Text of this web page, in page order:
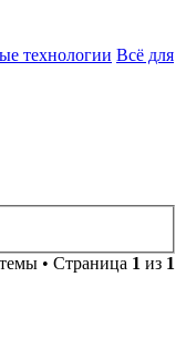
технологии Всё для
• Страница 1 из 1